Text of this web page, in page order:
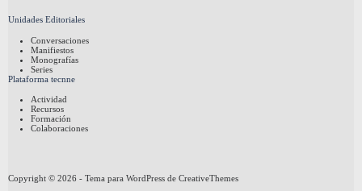
Unidades Editoriales
Conversaciones
Manifiestos
Monografías
Series
Plataforma tecnne
Actividad
Recursos
Formación
Colaboraciones
Copyright © 2026 - Tema para WordPress de CreativeThemes